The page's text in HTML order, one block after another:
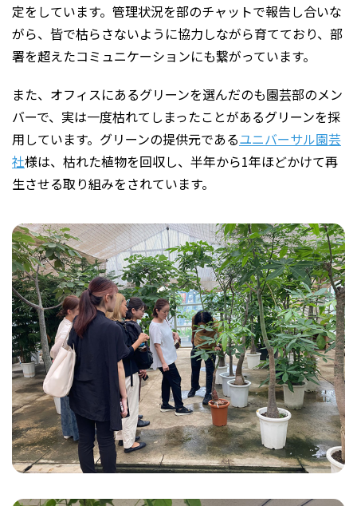
定をしています。管理状況を部のチャットで報告し合いな
がら、皆で枯らさないように協力しながら育てており、部
署を超えたコミュニケーションにも繋がっています。
また、オフィスにあるグリーンを選んだのも園芸部のメン
バーで、実は一度枯れてしまったことがあるグリーンを採
用しています。グリーンの提供元であるユニバーサル園芸
社様は、枯れた植物を回収し、半年から1年ほどかけて再
生させる取り組みをされています。